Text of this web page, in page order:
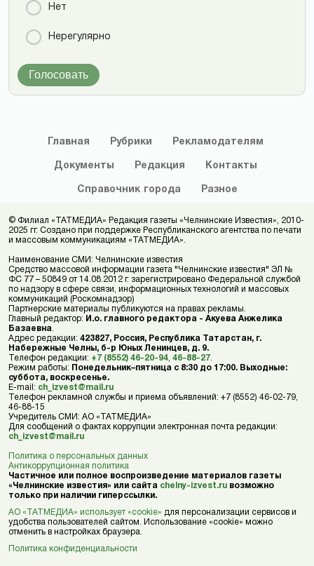
Нет
Нерегулярно
Голосовать
Главная Рубрики Рекламодателям
Документы Редакция Контакты
Справочник города Разное
© Филиал «ТАТМЕДИА» Редакция газеты «Челнинские Известия», 2010-
2025 гг. Создано при поддержке Республиканского агентства по печати
и массовым коммуникациям «ТАТМЕДИА».
Наименование СМИ: Челнинские известия
Средство массовой информации газета "Челнинские известия" ЭЛ №
ФС 77 – 50849 от 14.08.2012 г. зарегистрировано Федеральной службой
по надзору в сфере связи, информационных технологий и массовых
коммуникаций (Роскомнадзор)
Партнерские материалы публикуются на правах рекламы.
Главный редактор: И.о. главного редактора - Акуева Анжелика
Базаевна
Адрес редакции: 423827, Россия, Республика Татарстан, г.
Набережные Челны, б-р Юных Ленинцев, д. 9.
Телефон редакции: +7 (8552) 46-20-94 46-88-27
Режим работы: Понедельник–пятница с 8:30 до 17:00. Выходные:
суббота, воскресенье.
E-mail: ch_izvest@mail.ru
Телефон рекламной службы и приема объявлений: +7 (8552) 46-02-79,
46-88-15
Учредитель СМИ: АО «ТАТМЕДИА»
Для сообщений о фактах коррупции электронная почта редакции:
ch_izvest@mail.ru
Политика о персональных данных
Антикоррупционная политика
Частичное или полное воспроизведение материалов газеты
«Челнинские известия» или сайта chelny-izvest.ru возможно
только при наличии гиперссылки.
АО «ТАТМЕДИА» использует «cookie» для персонализации сервисов и
удобства пользователей сайтом. Использование «cookie» можно
отменить в настройках браузера.
Политика конфиденциальности